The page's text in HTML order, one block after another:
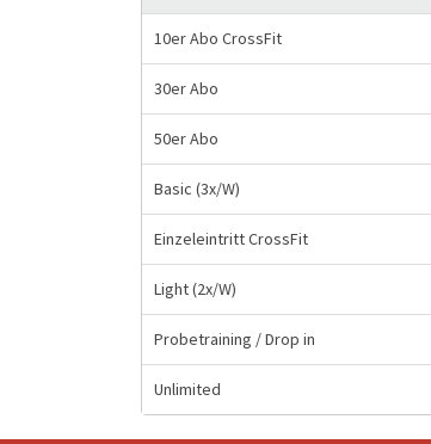
10er Abo CrossFit
30er Abo
50er Abo
Basic (3x/W)
Einzeleintritt CrossFit
Light (2x/W)
Probetraining / Drop in
Unlimited